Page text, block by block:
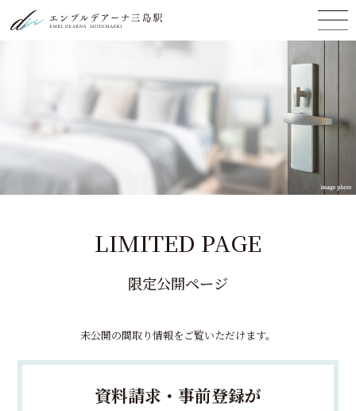
LIMITED PAGE
限定公開ページ
未公開の間取り情報をご覧いただけます。
資料請求・事前登録が